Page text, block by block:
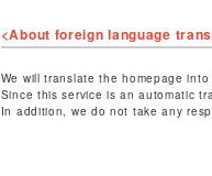
<About foreign language
We will translate the homepage
Since this service is an automatic
In addition, we do not take any